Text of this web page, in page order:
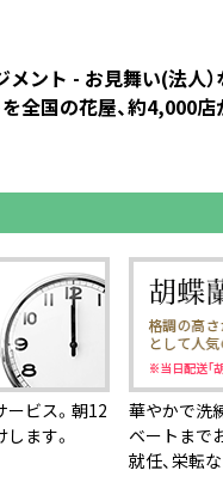
メント - お見舞い(法人
全国の花屋、約4,000店
ービス。朝12
ます。
華やかで洗
ベートまで
就任、栄転